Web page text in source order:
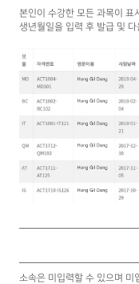
본인이 수강한 모든 과목이 표
생년월일을 입력 후 발급 및
소속은 미입력할 수 있으며 미